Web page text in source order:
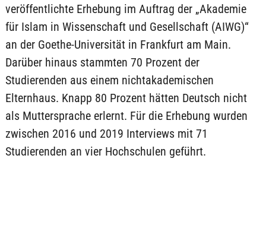
veröffentlichte Erhebung im Auftrag der „Akademie
für Islam in Wissenschaft und Gesellschaft (AIWG)“
an der Goethe-Universität in Frankfurt am Main.
Darüber hinaus stammten 70 Prozent der
Studierenden aus einem nichtakademischen
Elternhaus. Knapp 80 Prozent hätten Deutsch nicht
als Muttersprache erlernt. Für die Erhebung wurden
zwischen 2016 und 2019 Interviews mit 71
Studierenden an vier Hochschulen geführt.